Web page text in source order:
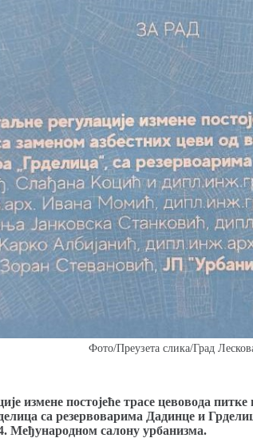
Фото/Преузета слика/Град
измене постојеће трасе цевовода
са резервоварима Дадинце и
Међународном салону урбанизма.